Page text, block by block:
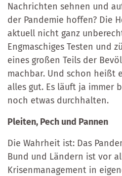
Nachrichten sehnen und
der Pandemie hoffen? Die
aktuell nicht ganz
Engmaschiges Testen und
eines großen Teils der
machbar. Und schon heißt
alles gut. Es läuft ja immer
noch etwas durchhalten.
Pleiten, Pech und Pannen
Die Wahrheit ist: Das
Bund und Ländern ist vor
Krisenmanagement in